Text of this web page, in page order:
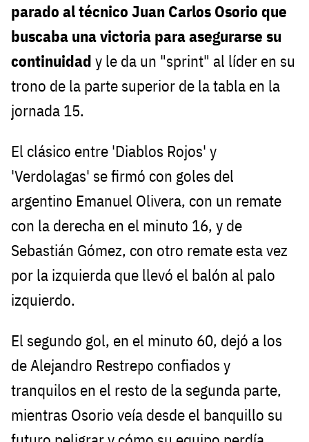
parado al técnico Juan Carlos Osorio que
buscaba una victoria para asegurarse su
continuidad y le da un "sprint" al líder en su
trono de la parte superior de la tabla en la
jornada 15.
El clásico entre 'Diablos Rojos' y
'Verdolagas' se firmó con goles del
argentino Emanuel Olivera, con un remate
con la derecha en el minuto 16, y de
Sebastián Gómez, con otro remate esta vez
por la izquierda que llevó el balón al palo
izquierdo.
El segundo gol, en el minuto 60, dejó a los
de Alejandro Restrepo confiados y
tranquilos en el resto de la segunda parte,
mientras Osorio veía desde el banquillo su